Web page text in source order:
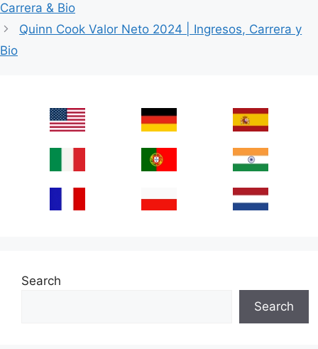
Carrera & Bio
Quinn Cook Valor Neto 2024 | Ingresos, Carrera y
Bio
Search
Search